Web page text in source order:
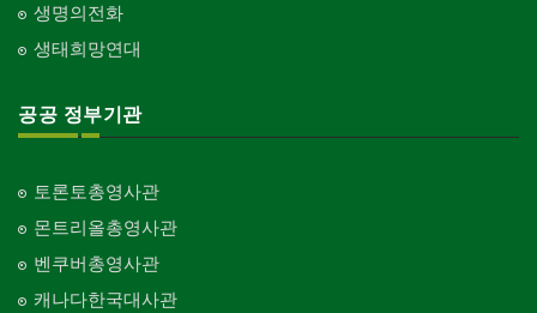
생명의전화
생태희망연대
공공 정부기관
토론토총영사관
몬트리올총영사관
벤쿠버총영사관
캐나다한국대사관